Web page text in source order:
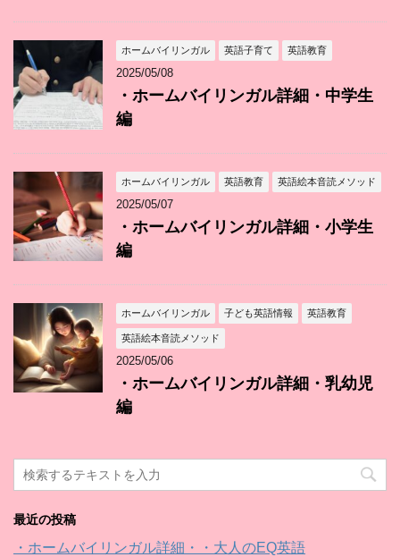
ホームバイリンガル 英語子育て 英語教育
2025/05/08
・ホームバイリンガル詳細・中学生
編
ホームバイリンガル 英語教育 英語絵本音読メソッド
2025/05/07
・ホームバイリンガル詳細・小学生
編
ホームバイリンガル 子ども英語情報 英語教育
英語絵本音読メソッド
2025/05/06
・ホームバイリンガル詳細・乳幼児
編
最近の投稿
・ホームバイリンガル詳細・・大人のEQ英語